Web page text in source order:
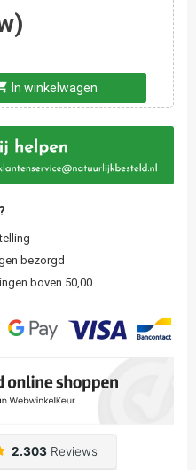
In winkelwagen
bezorgd
boven 50,00